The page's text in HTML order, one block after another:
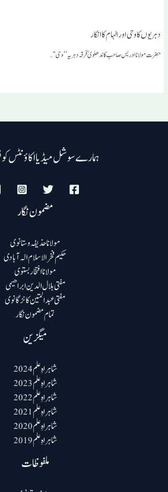
دہریوں کا وحی اور الہام کا انکار
حضرت مولانا ادریس صاحب کاندھلوی ؒ فرقہ دہریہ ’’وحی‘‘…
ہمارے سوشل میڈیا اکاؤنٹس کو
مضمون نگار
مولانا حذیفہ وستانوی
حکیم فخرالاسلام الہ آبادی
مولانا افتخار بستوی
مفتی ہلال الدین ابراھیمی
مفتی عبد المتین کانڑگانوی
تمام مضمون نگار
میگزین
شاہراہِ علم 2024
شاہراہِ علم 2023
شاہراہِ علم 2022
شاہراہِ علم 2021
شاہراہِ علم 2020
شاہراہِ علم 2019
ملفوظات